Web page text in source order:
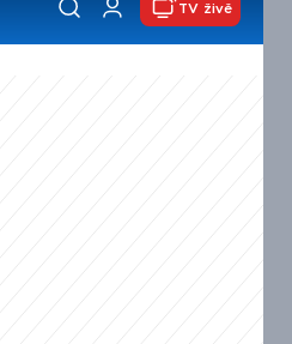
TV živě